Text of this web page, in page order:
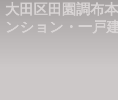
住まいをつくる
相場データを依頼する
大田区田園調布
ンション・一戸